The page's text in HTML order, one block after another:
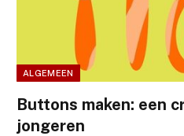
ALGEMEEN
Buttons maken: een
jongeren